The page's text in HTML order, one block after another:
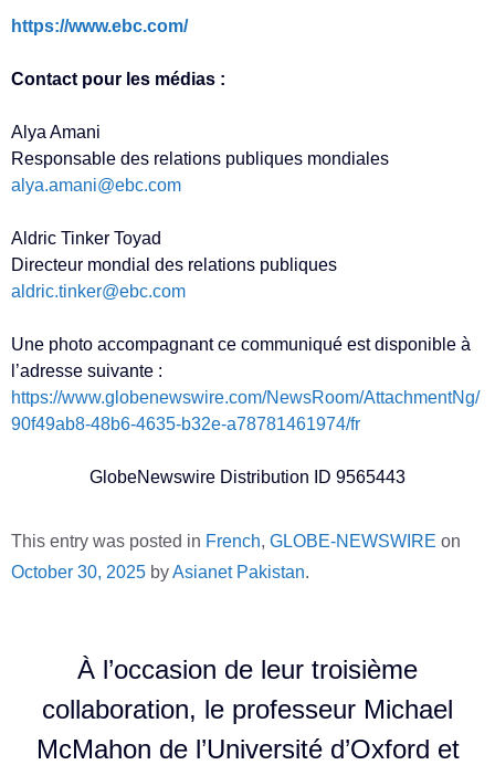
https://www.ebc.com/
Contact pour les médias :
Alya Amani
Responsable des relations publiques mondiales
alya.amani@ebc.com
Aldric Tinker Toyad
Directeur mondial des relations publiques
aldric.tinker@ebc.com
Une photo accompagnant ce communiqué est disponible à
l’adresse suivante :
https://www.globenewswire.com/NewsRoom/AttachmentNg/
90f49ab8-48b6-4635-b32e-a78781461974/fr
GlobeNewswire Distribution ID 9565443
This entry was posted in French, GLOBE-NEWSWIRE on
October 30, 2025 byAsianet Pakistan.
À l’occasion de leur troisième
collaboration, le professeur Michael
McMahon de l’Université d’Oxford et